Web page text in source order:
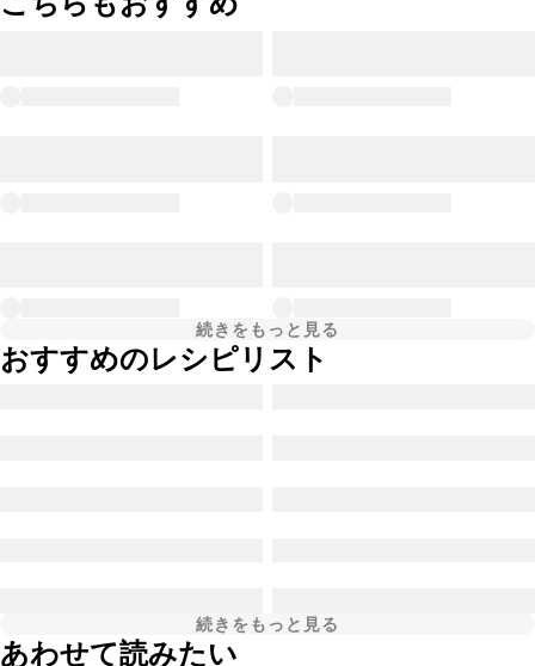
続きをもっと見る
おすすめのレシピリスト
続きをもっと見る
あわせて読みたい